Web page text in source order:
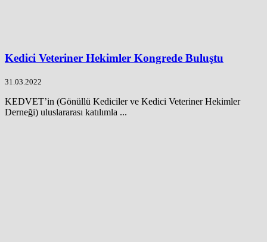
Kedici Veteriner Hekimler Kongrede Buluştu
31.03.2022
KEDVET’in (Gönüllü Kediciler ve Kedici Veteriner Hekimler
Derneği) uluslararası katılımla ...